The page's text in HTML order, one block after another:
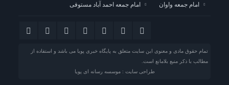
امام جمعه واوان امام جمعه احمد آباد مستوفی
تمام حقوق مادی و معنوی این سایت متعلق به پایگاه خبری پویا می باشد و استفاده از
مطالب با ذکر منبع بلامانع است.
طراحی سایت : موسسه رسانه ای پویا